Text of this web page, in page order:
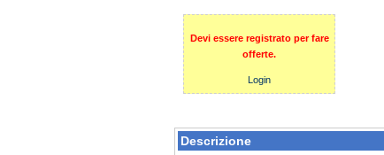
Devi essere registrato per fare
offerte.
Login
Descrizione